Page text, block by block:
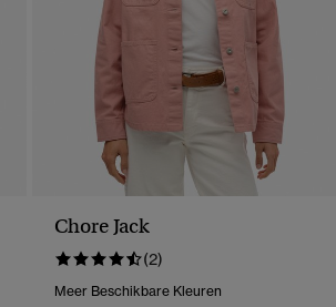
Chore Jack
(2)
Meer Beschikbare Kleuren